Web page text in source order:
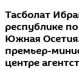
Тасболат
республике
Южная
премьер-
центре